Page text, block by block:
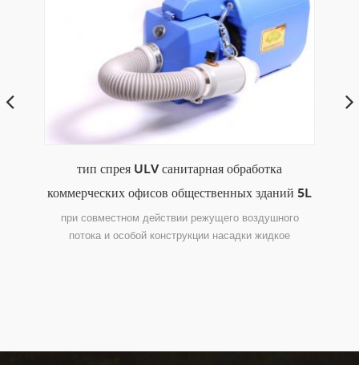
тип спрея ULV санитарная обработка
коммерческих офисов общественных зданий 5L
переносной dc 24V ручная дезинфекция
литиевая батарея аккумуляторная
при совместном действии режущего воздушного
потока и особой конструкции насадки жидкое